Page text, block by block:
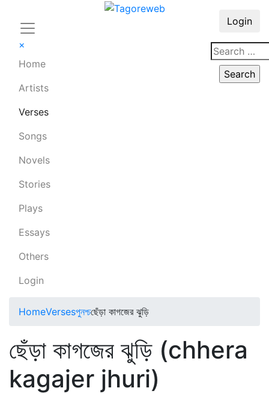
×
Home
Artists
Verses
Songs
Novels
Stories
Plays
Essays
Others
Login
Login
HomeVersesপুনশ্চছেঁড়া কাগজের ঝুড়ি
ছেঁড়া কাগজের ঝুড়ি (chhera
kagajer jhuri)